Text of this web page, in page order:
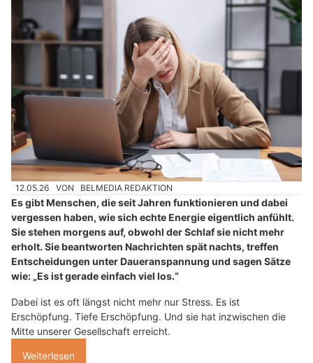
12.05.26 VON BELMEDIA REDAKTION
Es gibt Menschen, die seit Jahren funktionieren und dabei
vergessen haben, wie sich echte Energie eigentlich anfühlt.
Sie stehen morgens auf, obwohl der Schlaf sie nicht mehr
erholt. Sie beantworten Nachrichten spät nachts, treffen
Entscheidungen unter Daueranspannung und sagen Sätze
wie: „Es ist gerade einfach viel los.“
Dabei ist es oft längst nicht mehr nur Stress. Es ist
Erschöpfung. Tiefe Erschöpfung. Und sie hat inzwischen die
Mitte unserer Gesellschaft erreicht.
Weiterlesen